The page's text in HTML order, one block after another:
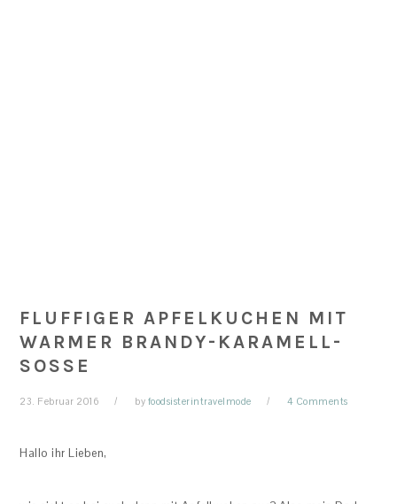
FLUFFIGER APFELKUCHEN MIT
WARMER BRANDY-KARAMELL-
SOSSE
23. Februar 2016 by foodsisterintravelmode 4 Comments
Hallo ihr Lieben,